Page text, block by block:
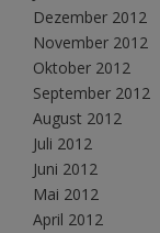
Dezember 2012
November 2012
Oktober 2012
September 2012
August 2012
Juli 2012
Juni 2012
Mai 2012
April 2012